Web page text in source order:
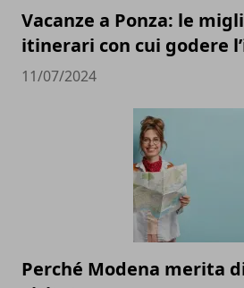
Vacanze a Ponza: le
itinerari con cui godere
11/07/2024
Perché Modena merita